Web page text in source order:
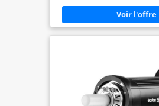
Softbox, réflecteur, bol de
Trous d'entrée du parapluie
de la direction de la lumière